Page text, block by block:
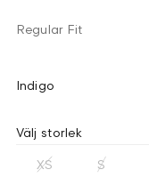
Regular Fit
Indigo
Välj storlek
XS S